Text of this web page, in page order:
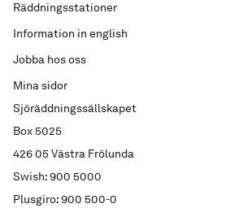
Sjöräddningssällskapet
Box 5025
426 05 Västra Frölunda
Swish: 900 5000
Plusgiro: 900 500-0
Räddningsstationer
Information in english
Jobba hos oss
Mina sidor